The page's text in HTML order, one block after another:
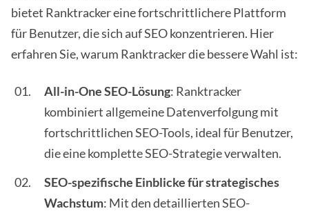
bietet Ranktracker eine fortschrittlichere Plattform
für Benutzer, die sich auf SEO konzentrieren. Hier
erfahren Sie, warum Ranktracker die bessere Wahl ist:
All-in-One SEO-Lösung: Ranktracker
kombiniert allgemeine Datenverfolgung mit
fortschrittlichen SEO-Tools, ideal für Benutzer,
die eine komplette SEO-Strategie verwalten.
SEO-spezifische Einblicke für strategisches
Wachstum: Mit den detaillierten SEO-